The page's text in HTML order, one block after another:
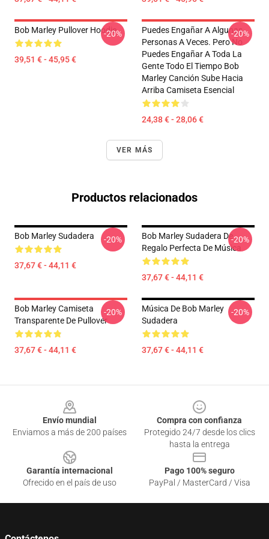
Bob Marley Pullover Hoodie
39,51 € - 45,95 €
-20%
Puedes Engañar A Algunas
Personas A Veces. Pero No
Puedes Engañar A Toda La
Gente Todo El Tiempo Bob
Marley Canción Sube Hacia
Arriba Camiseta Esencial
24,38 € - 28,06 €
-20%
VER MÁS
Productos relacionados
Bob Marley Sudadera
37,67 € - 44,11 €
-20%
Bob Marley Sudadera De
Regalo Perfecta De Música
37,67 € - 44,11 €
-20%
Bob Marley Camiseta
Transparente De Pullover
37,67 € - 44,11 €
-20%
Música De Bob Marley
Sudadera
37,67 € - 44,11 €
-20%
Envío mundial
Enviamos a más de 200 países
Compra con confianza
Protegido 24/7 desde los clics
hasta la entrega
Garantía internacional
Ofrecido en el país de uso
Pago 100% seguro
PayPal / MasterCard / Visa